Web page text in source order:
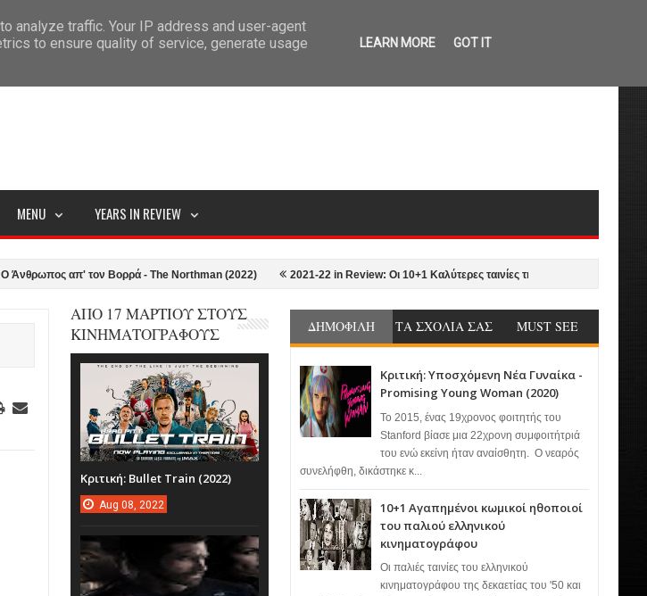
MENU YEARS IN REVIEW
απ' τον Βορρά - The Northman (2022) 2021-22 in Review: Οι 10+1 Καλύτερες ταινίες της σεζόν από τον Γιώργο
ΔΗΜΟΦΙΛΗ ΤΑ ΣΧΟΛΙΑ ΣΑΣ MUST SEE
Κριτική: Υποσχόμενη Νέα Γυναίκα -
Promising Young Woman (2020)
Το 2015, ένας 19χρονος φοιτητής του
Stanford βίασε μια 22χρονη συμφοιτήτριά
του ενώ εκείνη ήταν αναίσθητη. Ο νεαρός
συνελήφθη, δικάστηκε κ...
10+1 Αγαπημένοι κωμικοί ηθοποιοί
του παλιού ελληνικού
κινηματογράφου
Οι παλιές ταινίες του ελληνικού
κινηματογράφου της δεκαετίας του '50 και
ΑΠΟ 17 ΜΑΡΤΙΟΥ ΣΤΟΥΣ
ΚΙΝΗΜΑΤΟΓΡΑΦΟΥΣ
Κριτική: Bullet Train (2022)
Aug 08, 2022
traffic. Your IP address and user-agent
to ensure quality of service, generate usage
LEARN MORE GOT IT